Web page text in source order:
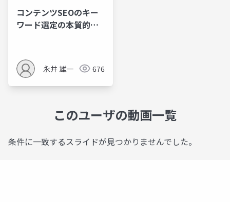
コンテンツSEOのキー
ワード選定の本質的な
永井 雄一 676
このユーザの動画一覧
条件に一致するスライドが見つかりませんでした。